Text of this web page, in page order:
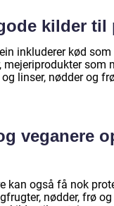
kilder til
inkluderer kød
mejeriprodukter
linser, nødder og
veganere
kan også få nok
nødder, frø